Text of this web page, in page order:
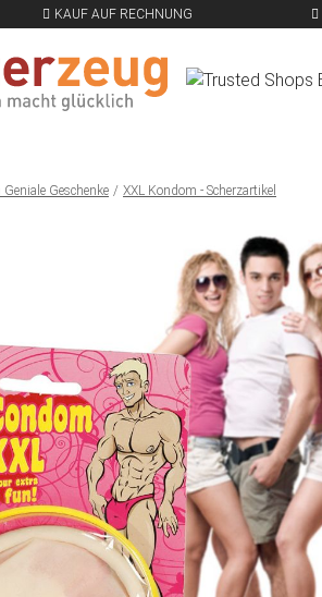
KAUF AUF RECHNUNG
Geschenke XXL Kondom - Scherzartikel